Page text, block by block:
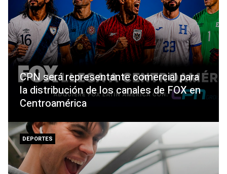
CPN será representante comercial para
la distribución de los canales de FOX en
Centroamérica
DEPORTES